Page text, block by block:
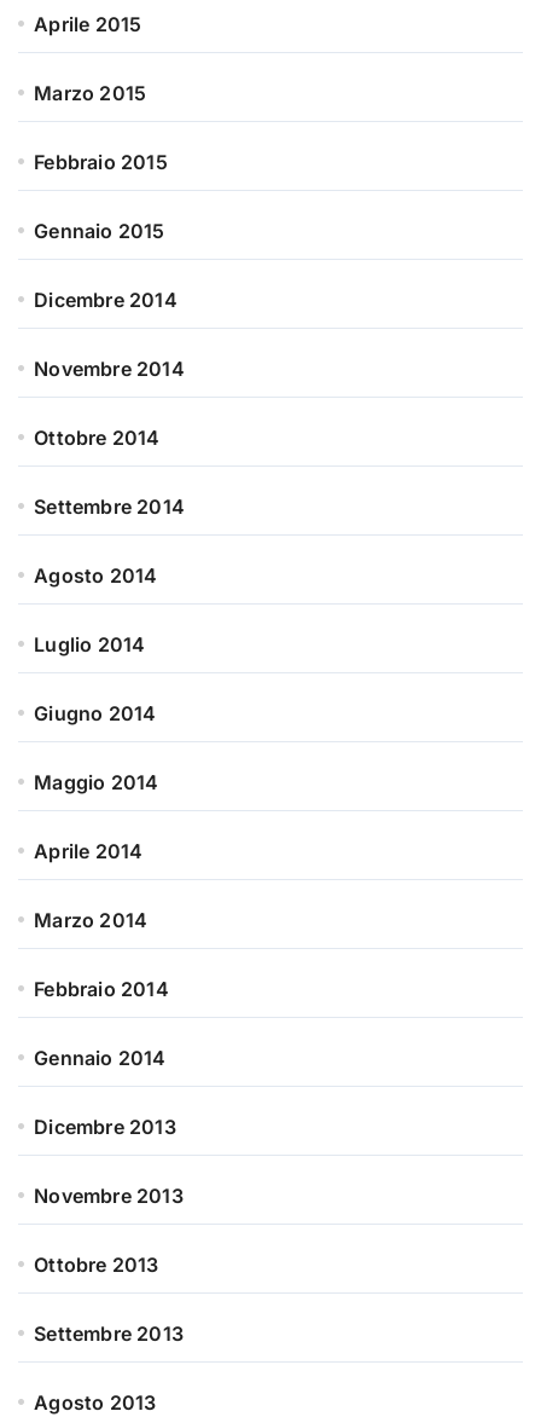
Aprile 2015
Marzo 2015
Febbraio 2015
Gennaio 2015
Dicembre 2014
Novembre 2014
Ottobre 2014
Settembre 2014
Agosto 2014
Luglio 2014
Giugno 2014
Maggio 2014
Aprile 2014
Marzo 2014
Febbraio 2014
Gennaio 2014
Dicembre 2013
Novembre 2013
Ottobre 2013
Settembre 2013
Agosto 2013